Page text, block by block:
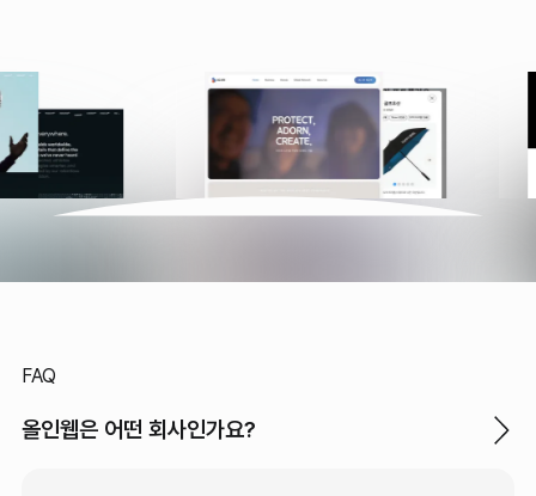
FAQ
올인웹은 어떤 회사인가요?